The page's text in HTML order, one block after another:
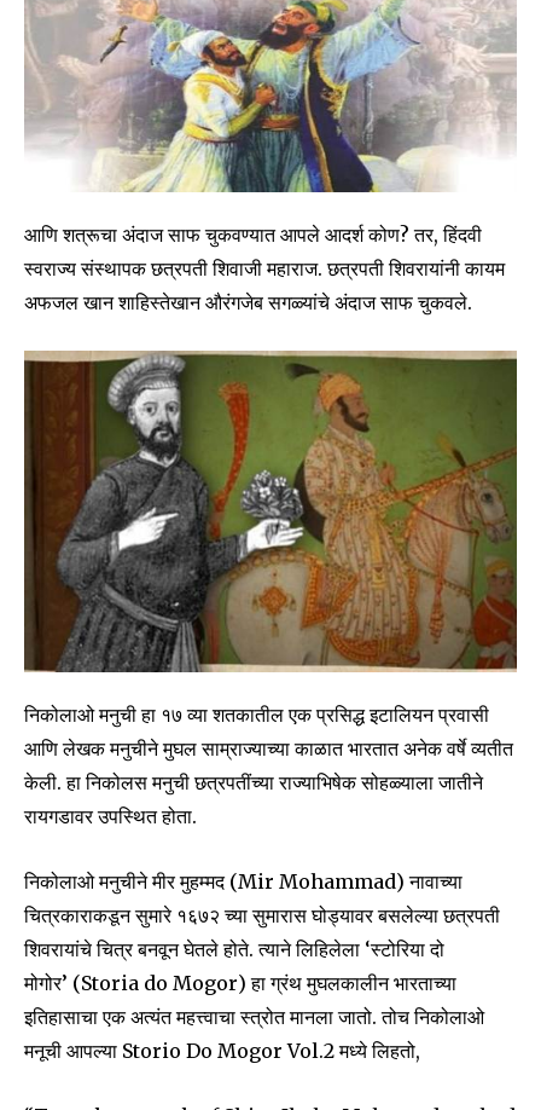
आणि शत्रूचा अंदाज साफ चुकवण्यात आपले आदर्श कोण? तर, हिंदवी
स्वराज्य संस्थापक छत्रपती शिवाजी महाराज. छत्रपती शिवरायांनी कायम
अफजल खान शाहिस्तेखान औरंगजेब सगळ्यांचे अंदाज साफ चुकवले.
निकोलाओ मनुची हा १७ व्या शतकातील एक प्रसिद्ध इटालियन प्रवासी
आणि लेखक मनुचीने मुघल साम्राज्याच्या काळात भारतात अनेक वर्षे व्यतीत
केली. हा निकोलस मनुची छत्रपतींच्या राज्याभिषेक सोहळ्याला जातीने
रायगडावर उपस्थित होता.
निकोलाओ मनुचीने मीर मुहम्मद (Mir Mohammad) नावाच्या
चित्रकाराकडून सुमारे १६७२ च्या सुमारास घोड्यावर बसलेल्या छत्रपती
शिवरायांचे चित्र बनवून घेतले होते. त्याने लिहिलेला ‘स्टोरिया दो
मोगोर’ (Storia do Mogor) हा ग्रंथ मुघलकालीन भारताच्या
इतिहासाचा एक अत्यंत महत्त्वाचा स्त्रोत मानला जातो. तोच निकोलाओ
मनूची आपल्या Storio Do Mogor Vol.2 मध्ये लिहतो,